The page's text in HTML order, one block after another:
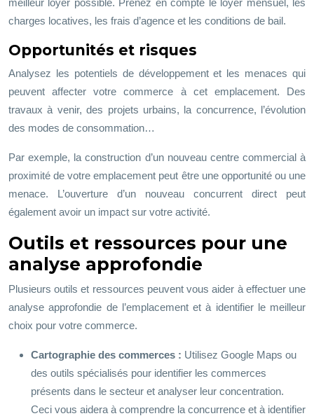
meilleur loyer possible. Prenez en compte le loyer mensuel, les
charges locatives, les frais d’agence et les conditions de bail.
Opportunités et risques
Analysez les potentiels de développement et les menaces qui
peuvent affecter votre commerce à cet emplacement. Des
travaux à venir, des projets urbains, la concurrence, l’évolution
des modes de consommation…
Par exemple, la construction d’un nouveau centre commercial à
proximité de votre emplacement peut être une opportunité ou une
menace. L’ouverture d’un nouveau concurrent direct peut
également avoir un impact sur votre activité.
Outils et ressources pour une
analyse approfondie
Plusieurs outils et ressources peuvent vous aider à effectuer une
analyse approfondie de l’emplacement et à identifier le meilleur
choix pour votre commerce.
Cartographie des commerces : Utilisez Google Maps ou
des outils spécialisés pour identifier les commerces
présents dans le secteur et analyser leur concentration.
Ceci vous aidera à comprendre la concurrence et à identifier